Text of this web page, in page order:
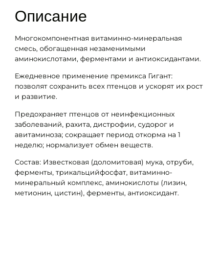
Описание
Многокомпонентная витаминно-минеральная
смесь, обогащенная незаменимыми
аминокислотами, ферментами и антиоксидантами.
Ежедневное применение премикса Гигант:
позволят сохранить всех птенцов и ускорят их рост
и развитие.
Предохраняет птенцов от неинфекционных
заболеваний, рахита, дистрофии, судорог и
авитаминоза; сокращает период откорма на 1
неделю; нормализует обмен веществ.
Состав: Известковая (доломитовая) мука, отруби,
ферменты, трикальцийфосфат, витаминно-
минеральный комплекс, аминокислоты (лизин,
метионин, цистин), ферменты, антиоксидант.